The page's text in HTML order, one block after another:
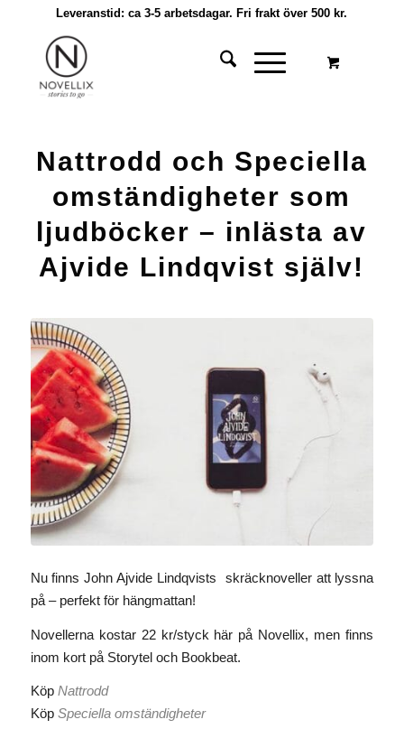
Leveranstid: ca 3-5 arbetsdagar. Fri frakt över 500 kr.
Nattrodd och Speciella
omständigheter som
ljudböcker – inlästa av
Ajvide Lindqvist själv!
Nu finns John Ajvide Lindqvists skräcknoveller att lyssna
på – perfekt för hängmattan!
Novellerna kostar 22 kr/styck här på Novellix, men finns
inom kort på Storytel och Bookbeat.
Köp Nattrodd
Köp Speciella omständigheter